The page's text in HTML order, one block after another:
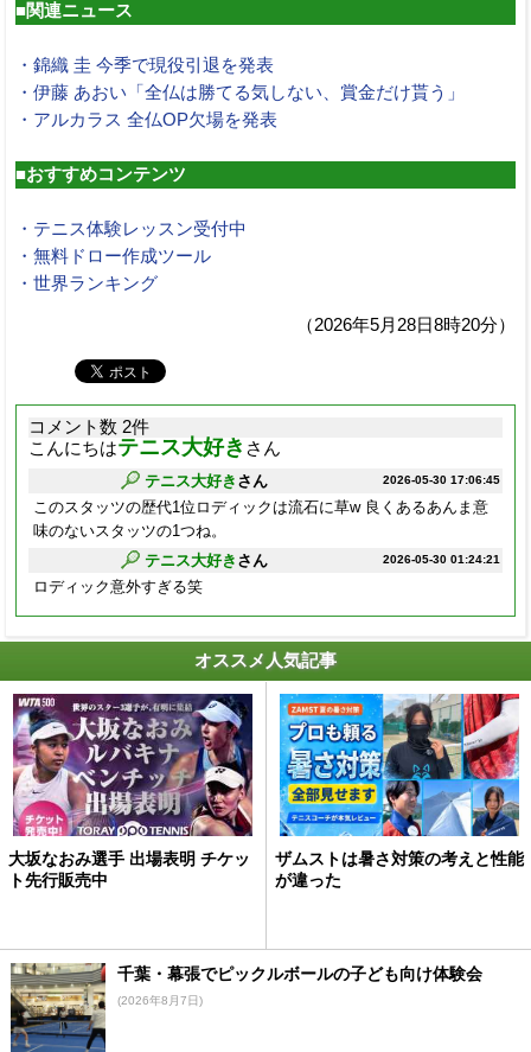
■関連ニュース
・錦織 圭 今季で現役引退を発表
・伊藤 あおい「全仏は勝てる気しない、賞金だけ貰う」
・アルカラス 全仏OP欠場を発表
■おすすめコンテンツ
・テニス体験レッスン受付中
・無料ドロー作成ツール
・世界ランキング
（2026年5月28日8時20分）
コメント数 2件
こんにちはテニス大好き さん
2026-05-30 17:06:45
テニス大好き さん
このスタッツの歴代1位ロディックは流石に草w 良くあるあんま意
味のないスタッツの1つね。
2026-05-30 01:24:21
テニス大好き さん
ロディック意外すぎる笑
オススメ人気記事
大坂なおみ選手 出場表明 チケッ
ト先行販売中
ザムストは暑さ対策の考えと性能
が違った
千葉・幕張でピックルボールの子ども向け体験会
(2026年8月7日)